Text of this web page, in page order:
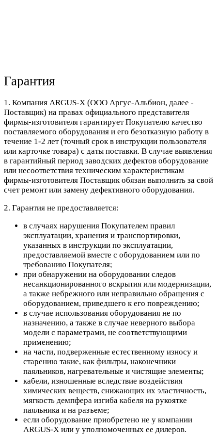
Гарантия
1. Компания ARGUS-X (ООО Аргус-Альбион, далее -
Поставщик) на правах официального представителя
фирмы-изготовителя гарантирует Покупателю качество
поставляемого оборудования и его безотказную работу в
течение 1-2 лет (точный срок в инструкции пользователя
или карточке товара) с даты поставки. В случае выявления
в гарантийный период заводских дефектов оборудование
или несоответствия техническим характеристикам
фирмы-изготовителя Поставщик обязан выполнить за свой
счет ремонт или замену дефективного оборудования.
2. Гарантия не предоставляется:
в случаях нарушения Покупателем правил
эксплуатации, хранения и транспортировки,
указанных в инструкции по эксплуатации,
предоставляемой вместе с оборудованием или по
требованию Покупателя;
при обнаружении на оборудовании следов
несанкционированного вскрытия или модернизации,
а также небрежного или неправильно обращения с
оборудованием, приведшего к его повреждению;
в случае использования оборудования не по
назначению, а также в случае неверного выбора
модели с параметрами, не соответствующими
применению;
на части, подверженные естественному износу и
старению такие, как фильтры, наконечники
паяльников, нагревательные и чистящие элементы;
кабели, изношенные вследствие воздействия
химических веществ, снижающих их эластичность,
мягкость демпфера изгиба кабеля на рукоятке
паяльника и на разъеме;
если оборудование приобретено не у компании
ARGUS-X или у уполномоченных ее дилеров.